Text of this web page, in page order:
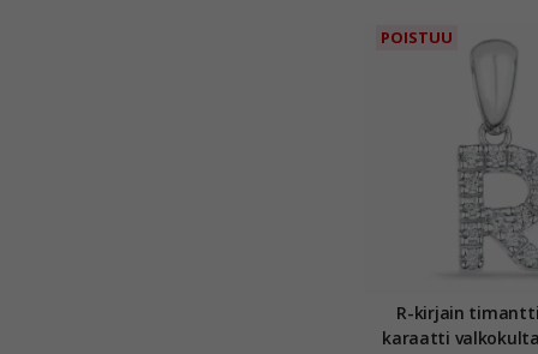
POISTUU
R-kirjain
karaatti